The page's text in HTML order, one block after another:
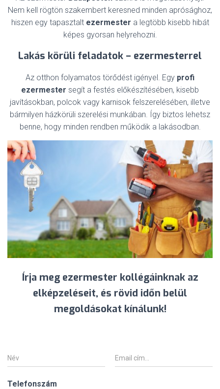
Nem kell rögtön szakembert keresned minden aprósághoz,
hiszen egy tapasztalt ezermester a legtöbb kisebb hibát
képes gyorsan helyrehozni.
Lakás körüli feladatok – ezermesterrel
Az otthon folyamatos törődést igényel. Egy profi
ezermester segít a festés előkészítésében, kisebb
javításokban, polcok vagy karnisok felszerelésében, illetve
bármilyen házkörüli szerelési munkában. Így biztos lehetsz
benne, hogy minden rendben működik a lakásodban.
Írja meg ezermester kollégáinknak az
elképzeléseit, és rövid időn belül
megoldásokat kínálunk!
é
*
m
Telefonszám